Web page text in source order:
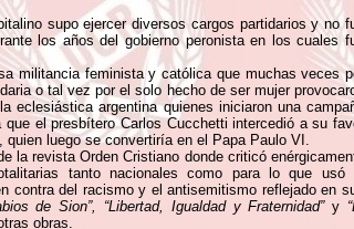
supo ejercer diversos cargos partidarios y no
los años del gobierno peronista en los cuales
militancia feminista y católica que muchas veces
o tal vez por el solo hecho de ser mujer
eclesiástica argentina quienes iniciaron una
el presbítero Carlos Cucchetti intercedió a su
luego se convertiría en el Papa Paulo VI.
la revista Orden Cristiano donde criticó
tanto nacionales como para lo que usó
contra del racismo y el antisemitismo reflejado en
de Sion”, “Libertad, Igualdad y Fraternidad”y
obras.